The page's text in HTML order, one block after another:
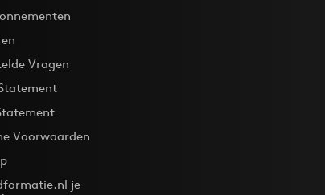
Vragen
Voorwaarden
je